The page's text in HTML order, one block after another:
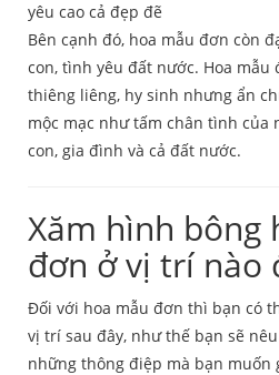
yêu cao cả đẹp đẽ
Bên cạnh đó, hoa mẫu đơn còn
con, tình yêu đất nước. Hoa mẫu
thiêng liêng, hy sinh nhưng ẩn
mộc mạc như tấm chân tình của
con, gia đình và cả đất nước.
Xăm hình bông
đơn ở vị trí nào
Đối với hoa mẫu đơn thì bạn có
vị trí sau đây, như thế bạn sẽ
những thông điệp mà bạn muốn